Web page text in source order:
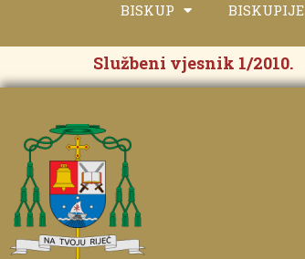
BISKUP BISKUPIJE
Službeni vjesnik 1/2010.